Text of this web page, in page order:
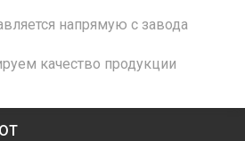
напрямую с завода
качество продукции